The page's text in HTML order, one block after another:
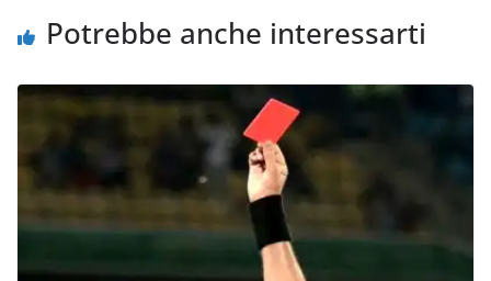
i
Potrebbe anche interessarti